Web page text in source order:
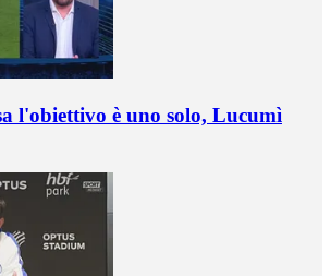
l'obiettivo è uno solo, Lucumì